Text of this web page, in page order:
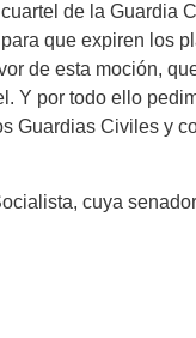
de la Guardia
que expiren los
de esta moción,
Y por todo ello
Guardias Civiles y
cuya